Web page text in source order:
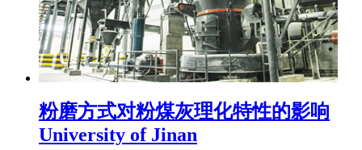
粉磨方式对粉煤灰理化特性的影响
University of Jinan